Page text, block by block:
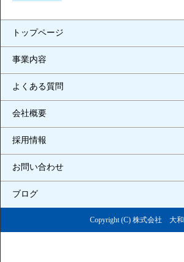
トップページ
事業内容
よくある質問
会社概要
採用情報
お問い合わせ
ブログ
Copyright (C) 株式会社 大和